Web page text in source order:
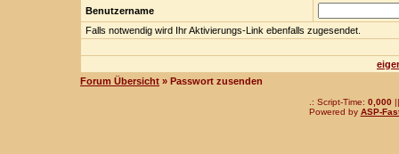
Benutzername
Falls notwendig wird Ihr Aktivierungs-Link ebenfalls zugesendet.
Forum Übersicht » Passwort zusenden
.: Script-Time: 0,000||
Powered by ASP-